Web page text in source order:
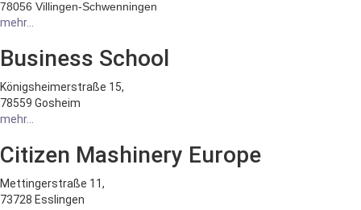
78056 Villingen-Schwenningen
mehr...
Business School
Königsheimerstraße 15,
78559 Gosheim
mehr...
Citizen Mashinery Europe
Mettingerstraße 11,
73728 Esslingen